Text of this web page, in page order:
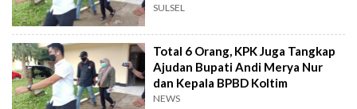
SULSEL
Total 6 Orang, KPK Juga Tangkap
Ajudan Bupati Andi Merya Nur
dan Kepala BPBD Koltim
NEWS